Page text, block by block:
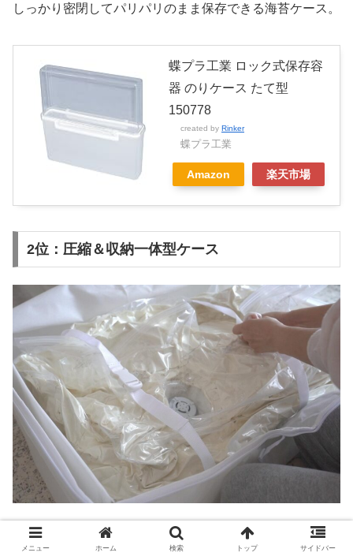
しっかり密閉してパリパリのまま保存できる海苔ケース。
蝶プラ工業 ロック式保存容
器 のりケース たて型
150778
created by Rinker
蝶プラ工業
Amazon 楽天市場
2位：圧縮＆収納一体型ケース
掃除機で圧縮してそのまま収納できる衣類ケース。
メニュー ホーム 検索 トップ サイドバー